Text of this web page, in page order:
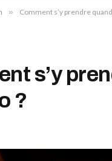
» Comment s’y prendre
s’y
?